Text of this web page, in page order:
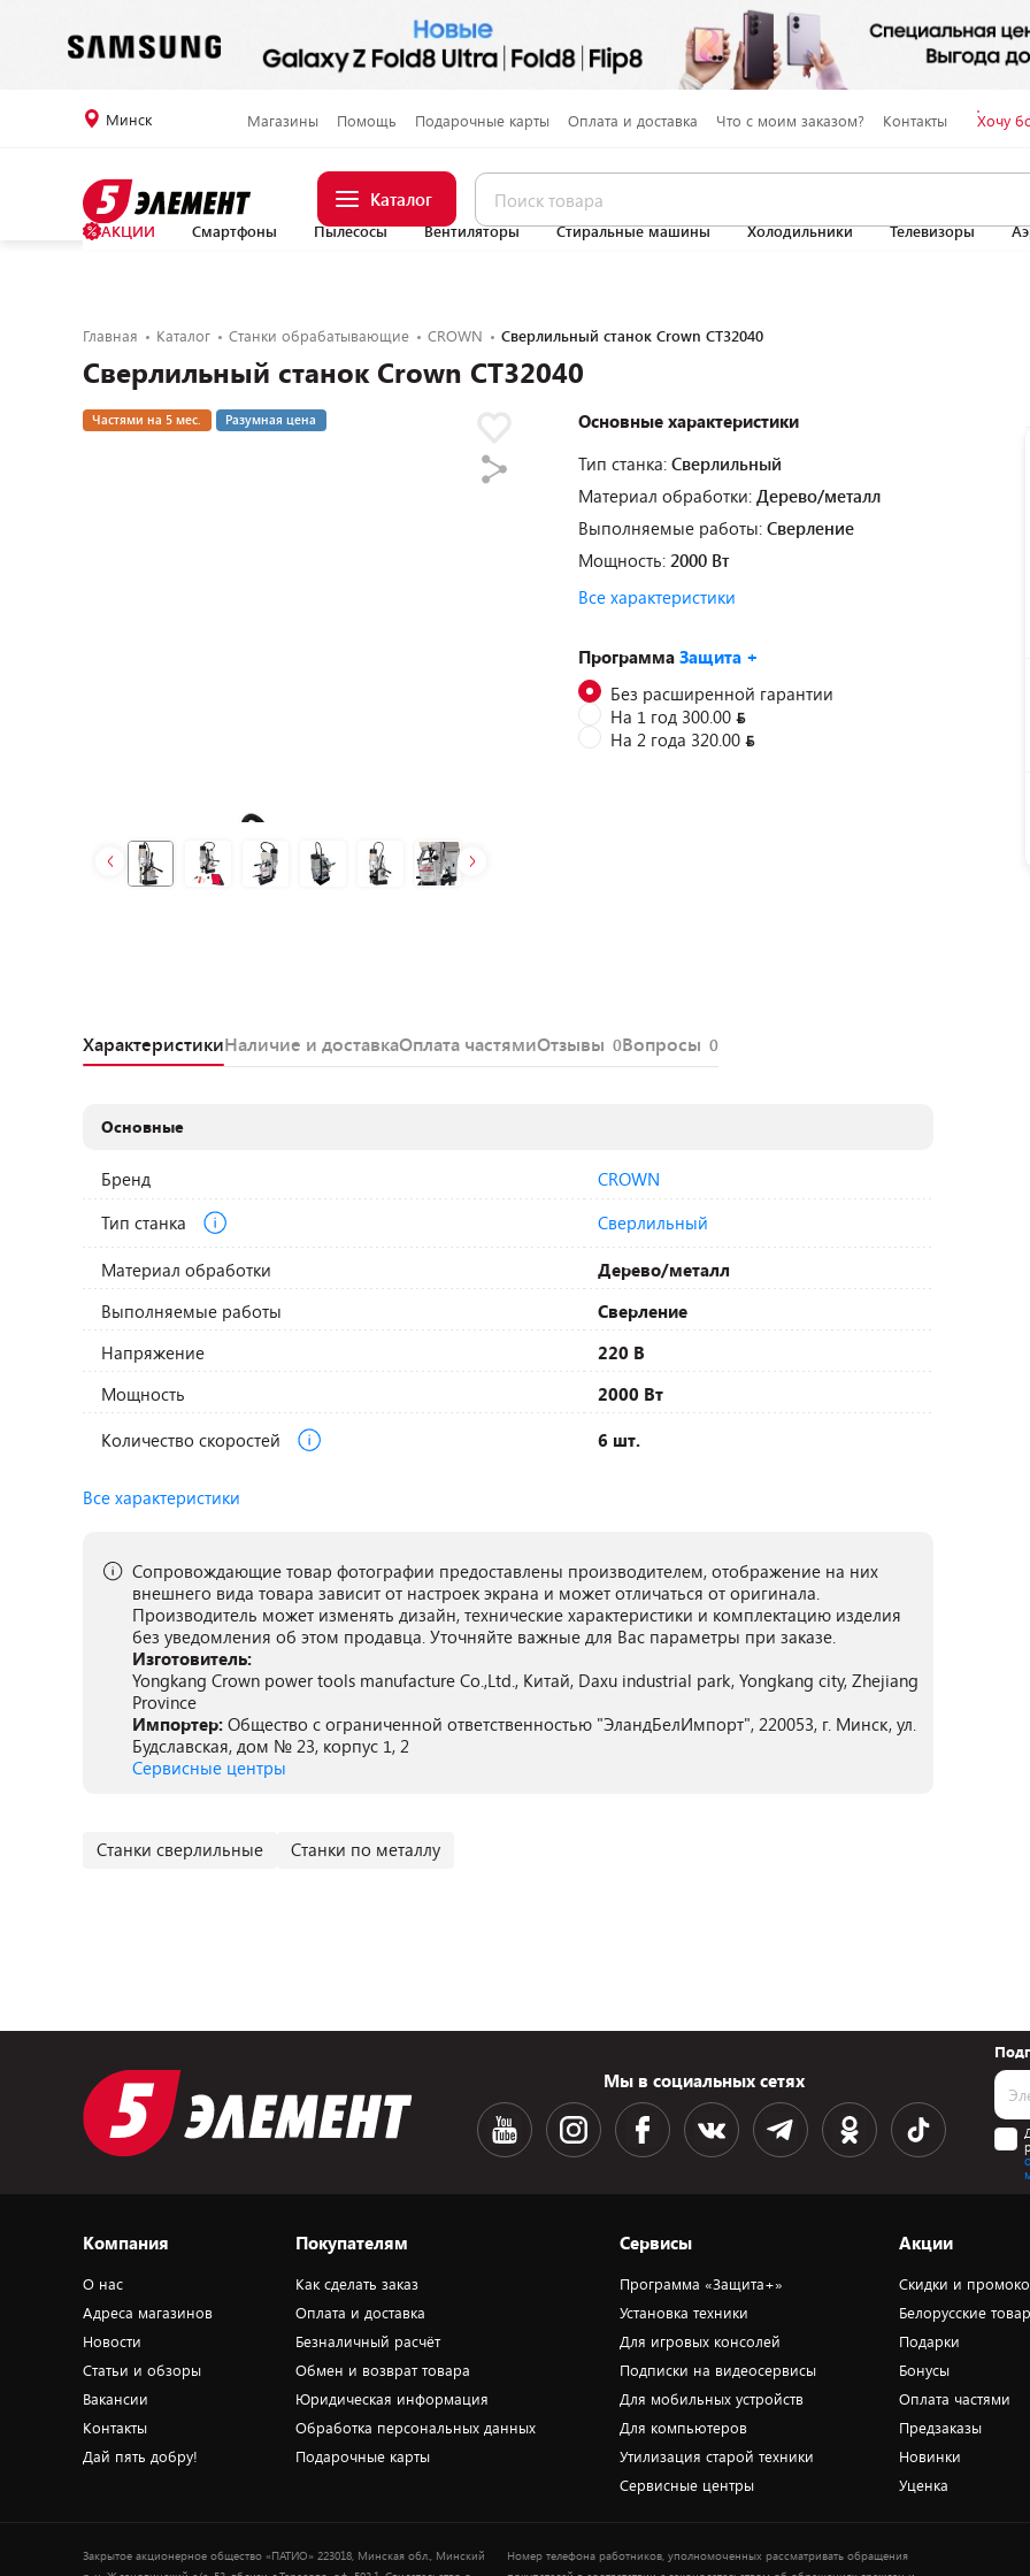
Минск Магазины Помощь Подарочные карты Оплата и доставка Что с моим заказом? Контакты Хочу
Каталог
АКЦИИ Смартфоны Пылесосы Вентиляторы Стиральные машины Холодильники Телевизоры
Главная Каталог Станки обрабатывающие CROWN Сверлильный станок Crown CT32040
Сверлильный станок Crown CT32040
Частями на 5 мес. Разумная цена
Основные характеристики
Тип станка: Сверлильный
Материал обработки: Дерево/металл
Выполняемые работы: Сверление
Мощность: 2000 Вт
Все характеристики
Программа Защита +
Без расширенной гарантии
На 1 год 300.00
На 2 года 320.00
ХарактеристикиНаличие и доставкаОплата частямиОтзывы 0Вопросы 0
Основные
Бренд
CROWN
Тип станка
Сверлильный
Материал обработки
Дерево/металл
Выполняемые работы
Сверление
Напряжение
220 В
Мощность
2000 Вт
Количество скоростей
6 шт.
Все характеристики
Сопровождающие товар фотографии предоставлены производителем, отображение на них
внешнего вида товара зависит от настроек экрана и может отличаться от оригинала.
Производитель может изменять дизайн, технические характеристики и комплектацию изделия
без уведомления об этом продавца. Уточняйте важные для Вас параметры при заказе.
Изготовитель:
Yongkang Crown power tools manufacture Co.,Ltd., Китай, Daxu industrial park, Yongkang city, Zhejiang
Province
Импортер: Общество с ограниченной ответственностью "ЭландБелИмпорт", 220053, г. Минск, ул.
Будславская, дом № 23, корпус 1, 2
Сервисные центры
Станки сверлильные Станки по металлу
Мы в социальных сетях
Компания
О нас
Адреса магазинов
Новости
Статьи и обзоры
Вакансии
Контакты
Дай пять добру!
Покупателям
Как сделать заказ
Оплата и доставка
Безналичный расчёт
Обмен и возврат товара
Юридическая информация
Обработка персональных данных
Подарочные карты
Сервисы
Программа «Защита+»
Установка техники
Для игровых консолей
Подписки на видеосервисы
Для мобильных устройств
Для компьютеров
Утилизация старой техники
Сервисные центры
Акции
Скидки и
Белорусские
Подарки
Бонусы
Оплата частями
Предзаказы
Новинки
Уценка
Закрытое акционерное общество «ПАТИО» 223018, Минская обл., Минский
Номер телефона работников, уполномоченных рассматривать обращения